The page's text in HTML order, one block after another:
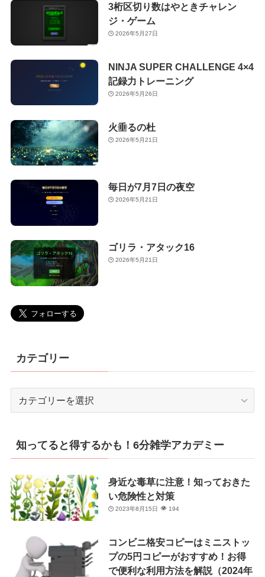
3桁区切り数はやときチャレン
ジ・ゲーム
2026年5月27日
NINJA SUPER CHALLENGE 4×4
記録力トレーニング
2026年5月26日
火垂るの杜
2026年5月21日
毎日が7月7日の夜空
2026年5月21日
ゴリラ・アタック16
2026年5月21日
カテゴリー
リ
ー
知ってると得するかも！6分雑学アカデミー
身近な毒草に注意！知っておきた
い危険性と対策
2023年8月15日 194
コンビニ格安コピーはミニストッ
プの5円コピーがおすすめ！お得
で便利な利用方法を解説（2024年